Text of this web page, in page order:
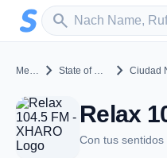
Zum Hauptinhalt springen
search
Sender suchen
Mexico chevron_right State of Mexico chevron_right
Con tus sentidos